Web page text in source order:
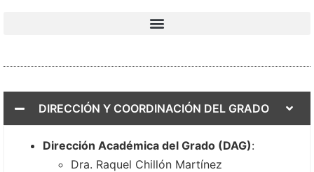
DIRECCIÓN Y COORDINACIÓN DEL GRADO
Dirección Académica del Grado (DAG):
Dra. Raquel Chillón Martínez